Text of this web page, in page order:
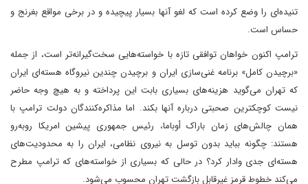
تنیده‌ای را وضع کرده است که لغو آنها بسیار پیچیده و در برخی مواقع بغرنج و
حساس است.
ترامپ اکنون خواهان توافقی تازه با خواسته‌هایی سخت‌گیرانه‌تر است، از جمله
«برچیدن کامل» برنامه غنی‌سازی ایران و برچیدن چندین نیروگاه هسته‌ای ایران
که تهران می‌گوید هزینه‌های بسیاری بابت این پرداخته و به هیچ وجه حاضر
نیست کوچکترین صحبتی درباره آنها بکند. اما مذاکره‌کنندگان دولت ترامپ با
همان چالش‌های زمان باراک أوباما، رئیس جمهوری پیشین امریکا روبه‌رو
هستند: چگونه بباید بدون توسل به نیروی نظامی، ایران را به محدودیت‌های
هسته‌ای جدی وادار کرد؟ در حالی که بسیاری از خواسته‌های که ترامپ مطرح
می‌کند خطوط قرمز غیرقابل بازگشت تهران محسوب می‌شود.